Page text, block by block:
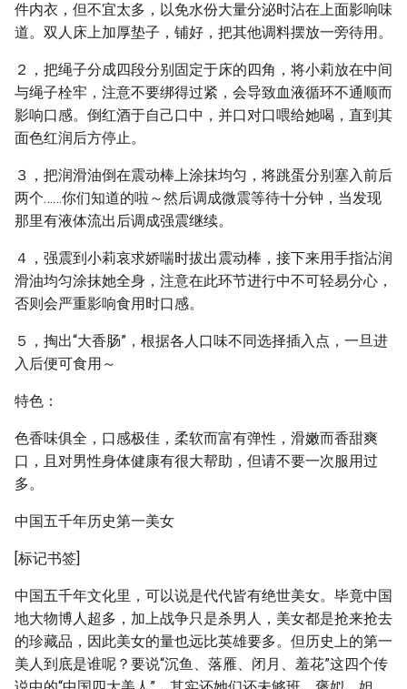
件内衣，但不宜太多，以免水份大量分泌时沾在上面影响味
道。双人床上加厚垫子，铺好，把其他调料摆放一旁待用。
２，把绳子分成四段分别固定于床的四角，将小莉放在中间
与绳子栓牢，注意不要绑得过紧，会导致血液循环不通顺而
影响口感。倒红酒于自己口中，并口对口喂给她喝，直到其
面色红润后方停止。
３，把润滑油倒在震动棒上涂抹均匀，将跳蛋分别塞入前后
两个……你们知道的啦～然后调成微震等待十分钟，当发现
那里有液体流出后调成强震继续。
４，强震到小莉哀求娇喘时拔出震动棒，接下来用手指沾润
滑油均匀涂抹她全身，注意在此环节进行中不可轻易分心，
否则会严重影响食用时口感。
５，掏出“大香肠”，根据各人口味不同选择插入点，一旦进
入后便可食用～
特色：
色香味俱全，口感极佳，柔软而富有弹性，滑嫩而香甜爽
口，且对男性身体健康有很大帮助，但请不要一次服用过
多。
中国五千年历史第一美女
[标记书签]
中国五千年文化里，可以说是代代皆有绝世美女。毕竟中国
地大物博人超多，加上战争只是杀男人，美女都是抢来抢去
的珍藏品，因此美女的量也远比英雄要多。但历史上的第一
美人到底是谁呢？要说“沉鱼、落雁、闭月、羞花”这四个传